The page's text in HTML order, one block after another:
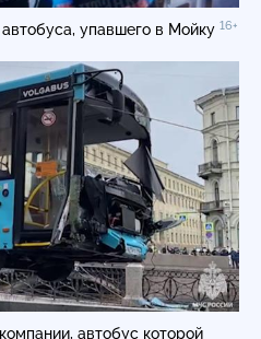
упавшего в Мойку 16+
автобус которой